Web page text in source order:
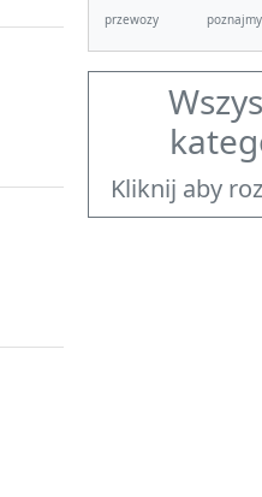
przewozy
Kliknij aby